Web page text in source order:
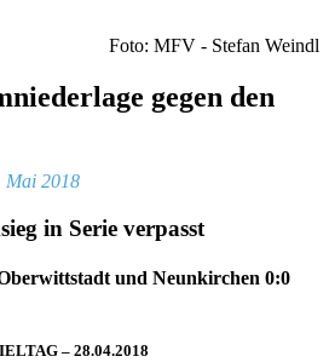
Foto: MFV - Stefan Weindl
gegen den
Mai 2018
in Serie verpasst
und Neunkirchen 0:0
– 28.04.2018